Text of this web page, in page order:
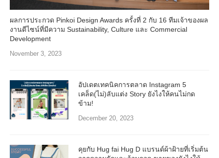
ผลการประกวด Pinkoi Design Awards ครั้งที่ 2 กับ 16 ทีมเจ้าของผล
งานดีไซน์ที่มีความ Sustainability, Culture และ Commercial
Development
November 3, 2023
อัปเดตเทคนิคการตลาด Instagram 5
เคล็ด(ไม่)ลับแต่ง Story ยังไงให้คนไม่กด
ข้าม!
December 20, 2023
คุยกับ Hug fai Hug D แบรนด์ผ้าฝ้ายที่เริ่มต้น